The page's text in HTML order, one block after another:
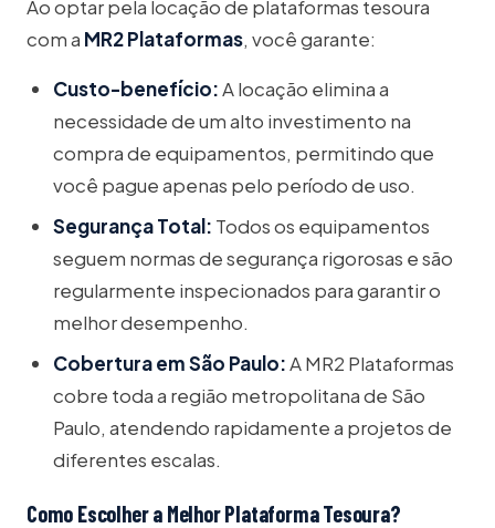
Ao optar pela locação de plataformas tesoura
com a MR2 Plataformas, você garante:
Custo-benefício:A locação elimina a
necessidade de um alto investimento na
compra de equipamentos, permitindo que
você pague apenas pelo período de uso.
Segurança Total: Todos os equipamentos
seguem normas de segurança rigorosas e são
regularmente inspecionados para garantir o
melhor desempenho.
Cobertura em São Paulo:A MR2 Plataformas
cobre toda a região metropolitana de São
Paulo, atendendo rapidamente a projetos de
diferentes escalas.
Como Escolher a Melhor Plataforma Tesoura?